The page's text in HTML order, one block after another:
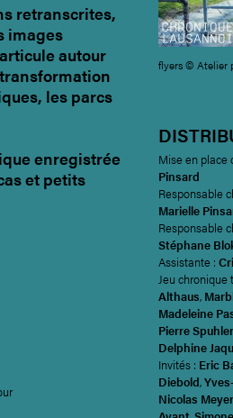
retranscrites,
images
autour
les parcs
enregistrée
et petits
flyers © Atelier
Mise en place
Pinsard
Responsable
Marielle
Responsable
Stéphane
Assistante :
Jeu
Althaus,
Madeleine
Pierre
Delphine
Invités : Eric
Diebold,
Nicolas Meyer